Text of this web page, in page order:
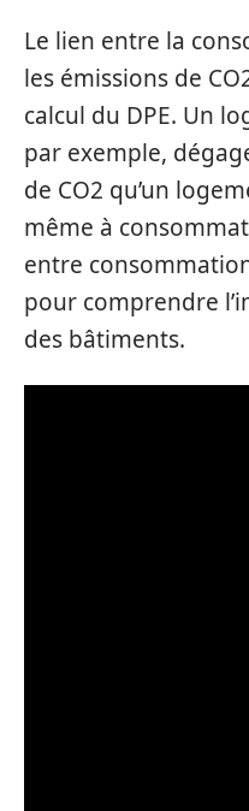
Le lien entre la
les émissions de
calcul du DPE. Un
par exemple,
de CO2 qu’un
même à
entre
pour comprendre
des bâtiments.